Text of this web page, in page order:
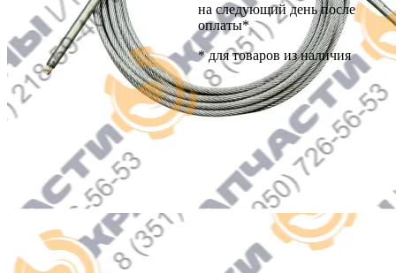
на следующий день после
оплаты*
* для товаров из наличия